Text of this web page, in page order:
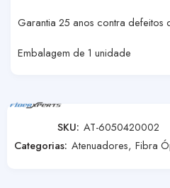
Garantia 25 anos contra defeitos
Embalagem de 1 unidade
SKU: AT-6050420002
Categorias: Atenuadores, Fibra